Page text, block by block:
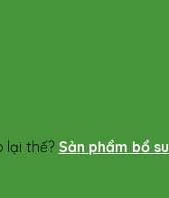
lại thế? Sản phẩm bổ